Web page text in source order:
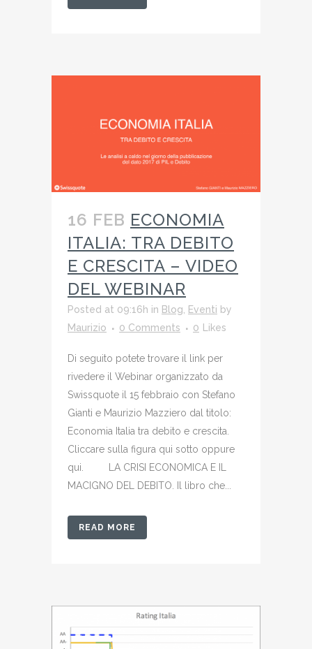
16 FEB ECONOMIA
ITALIA: TRA DEBITO
E CRESCITA – VIDEO
DEL WEBINAR
Posted at 09:16h in Blog Eventi by
Maurizio
0 Comments 0 Likes
Di seguito potete trovare il link per
rivedere il Webinar organizzato da
Swissquote il 15 febbraio con Stefano
Gianti e Maurizio Mazziero dal titolo:
Economia Italia tra debito e crescita.
Cliccare sulla figura qui sotto oppure
qui. LA CRISI ECONOMICA E IL
MACIGNO DEL DEBITO. Il libro che...
READ MORE